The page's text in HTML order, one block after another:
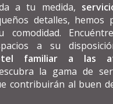
a tu medida,
detalles, hemos
a su
familiar a las
la gama de
contribuirán al buen